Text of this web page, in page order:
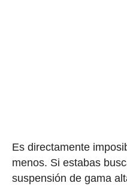
Es directamente
menos. Si estabas
suspensión de gama